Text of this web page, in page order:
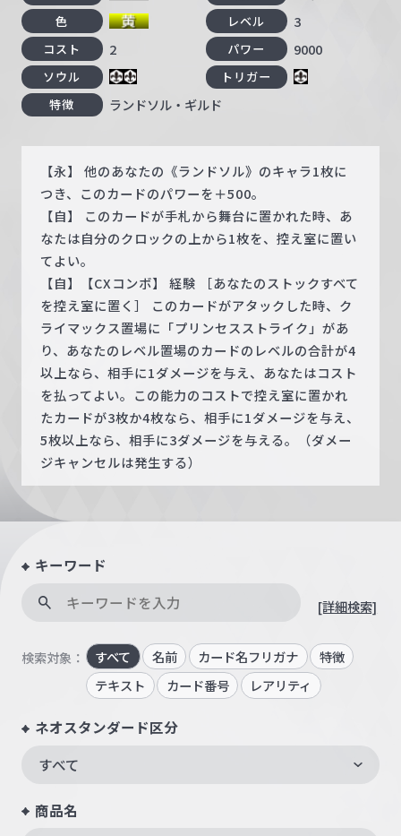
色 レベル 3
コスト 2 パワー 9000
ソウル
トリガー
特徴
ランドソル・ギルド
【永】 他のあなたの《ランドソル》のキャラ1枚に
つき、このカードのパワーを＋500。
【自】 このカードが手札から舞台に置かれた時、あ
なたは自分のクロックの上から1枚を、控え室に置い
てよい。
【自】【CXコンボ】 経験 ［あなたのストックすべて
を控え室に置く］ このカードがアタックした時、ク
ライマックス置場に「プリンセスストライク」があ
り、あなたのレベル置場のカードのレベルの合計が4
以上なら、相手に1ダメージを与え、あなたはコスト
を払ってよい。この能力のコストで控え室に置かれ
たカードが3枚か4枚なら、相手に1ダメージを与え、
5枚以上なら、相手に3ダメージを与える。（ダメー
ジキャンセルは発生する）
キーワード
[詳細検索]
検索対象： すべて 名前 カード名フリガナ
特徴
テキスト
カード番号 レアリティ
ネオスタンダード区分
すべて
商品名